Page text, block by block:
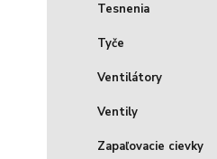
Tesnenia
Tyče
Ventilátory
Ventily
Zapaľovacie cievky